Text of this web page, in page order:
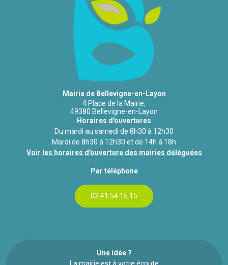
Mairie de Bellevigne-en-Layon
4 Place de la Mairie,
49380 Bellevigne-en-Layon
Horaires d'ouvertures
Du mardi au samedi de 8h30 à 12h30
Mardi de 8h30 à 12h30 et de 14h à 18h
Voir les horaires d'ouverture des mairies déléguées
Par téléphone
02 41 54 15 15
Une idée ?